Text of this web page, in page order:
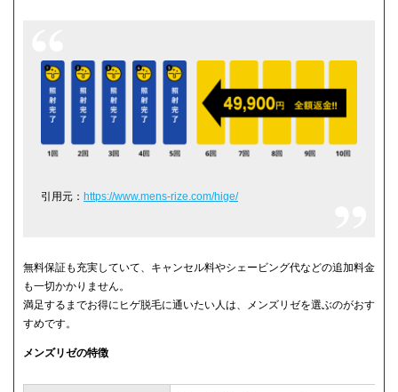
引用元： https://www.mens-rize.com/hige/
無料保証も充実していて、キャンセル料やシェービング代などの追加料金
も一切かかりません。
満足するまでお得にヒゲ脱毛に通いたい人は、メンズリゼを選ぶのがおす
すめです。
メンズリゼの特徴